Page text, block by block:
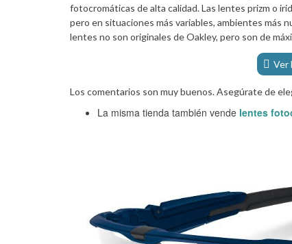
fotocromáticas de alta calidad. Las lentes prizm o
pero en situaciones más variables, ambientes
lentes no son originales de Oakley, pero son de
Ver
Los comentarios son muy buenos. Asegúrate de
La misma tienda también vende lentes